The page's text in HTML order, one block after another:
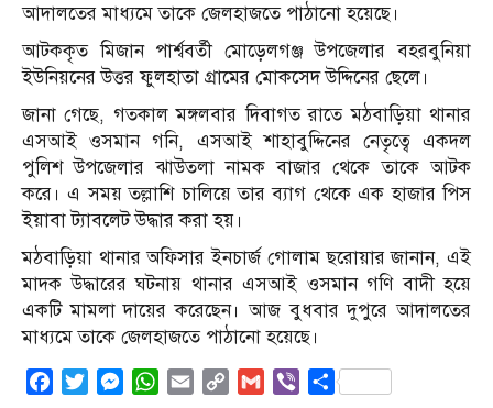
আদালতের মাধ্যমে তাকে জেলহাজতে পাঠানো হয়েছে।
আটককৃত মিজান পার্শ্ববর্তী মোড়েলগঞ্জ উপজেলার বহরবুনিয়া
ইউনিয়নের উত্তর ফুলহাতা গ্রামের মোকসেদ উদ্দিনের ছেলে।
জানা গেছে, গতকাল মঙ্গলবার দিবাগত রাতে মঠবাড়িয়া থানার
এসআই ওসমান গনি, এসআই শাহাবুদ্দিনের নেতৃত্বে একদল
পুলিশ উপজেলার ঝাউতলা নামক বাজার থেকে তাকে আটক
করে। এ সময় তল্লাশি চালিয়ে তার ব্যাগ থেকে এক হাজার পিস
ইয়াবা ট্যাবলেট উদ্ধার করা হয়।
মঠবাড়িয়া থানার অফিসার ইনচার্জ গোলাম ছরোয়ার জানান, এই
মাদক উদ্ধারের ঘটনায় থানার এসআই ওসমান গণি বাদী হয়ে
একটি মামলা দায়ের করেছেন। আজ বুধবার দুপুরে আদালতের
মাধ্যমে তাকে জেলহাজতে পাঠানো হয়েছে।
FacebookTwitterMessenger
WhatsApp
Email
Copy
Gmail ViberShare